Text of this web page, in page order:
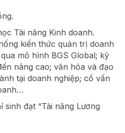
Tài năng Kinh doanh.
kiến thức quản trị doanh
mô hình BGS Global; kỹ
nâng cao; văn hóa và đạo
tại doanh nghiệp; cố vấn
đạt “Tài năng Lương